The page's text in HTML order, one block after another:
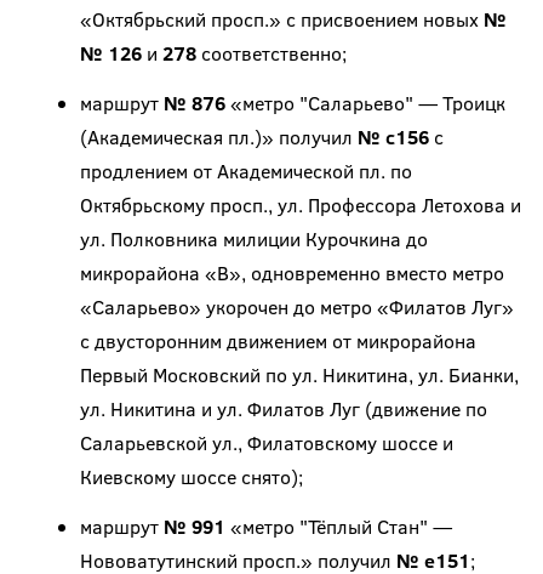
«Октябрьский просп.» с присвоением новых №
№ 126и 278соответственно;
маршрут № 876«метро "Саларьево" — Троицк
(Академическая пл.)» получил № с156с
продлением от Академической пл. по
Октябрьскому просп., ул. Профессора Летохова и
ул. Полковника милиции Курочкина до
микрорайона «В», одновременно вместо метро
«Саларьево» укорочен до метро «Филатов Луг»
с двусторонним движением от микрорайона
Первый Московский по ул. Никитина, ул. Бианки,
ул. Никитина и ул. Филатов Луг (движение по
Саларьевской ул., Филатовскому шоссе и
Киевскому шоссе снято);
маршрут № 991 «метро "Тёплый Стан" —
Нововатутинский просп.» получил № е151;